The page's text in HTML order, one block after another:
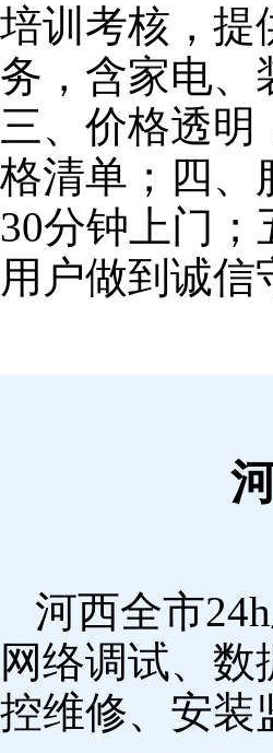
培训考核，提
务，含家电、
三、价格透明
格清单；四、
30分钟上门
用户做到诚信
河西全市
网络调试、
控维修、安装